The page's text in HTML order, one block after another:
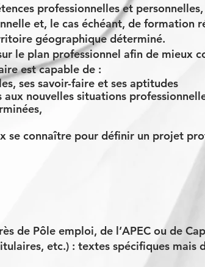
professionnelles et
et, le cas échéant, de formation
géographique déterminé.
le plan professionnel afin de mieux
est capable de :
ses savoir-faire et ses aptitudes
nouvelles situations
se connaître pour définir un projet
de Pôle emploi, de l’APEC ou de
etc.) : textes spécifiques mais